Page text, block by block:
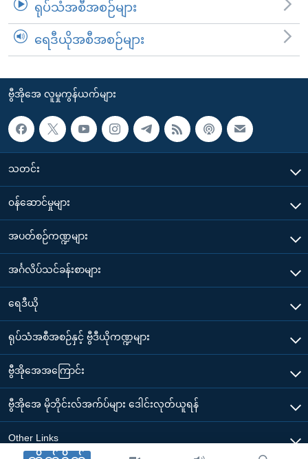
ရုပ်သံအစီအစဉ်များ
ရေဒီယိုအစီအစဉ်များ
ဗွီအိုအေ လူမှုကွန်ယက်များ
သတင်း
၀န်ဆောင်မှုများ
အပတ်စဉ်ကဏ္ဍများ
အင်္ဂလိပ်သင်ခန်းစာများ
ရေဒီယို
ရုပ်သံအစီအစဉ်နှင့် ဗွီဒီယိုကဏ္ဍများ
ဗွီအိုအေအကြောင်း
ဗွီအိုအေ မိုဘိုင်းလ်အက်ပ်များ ဒေါင်းလုတ်ယူရန်
Other Links